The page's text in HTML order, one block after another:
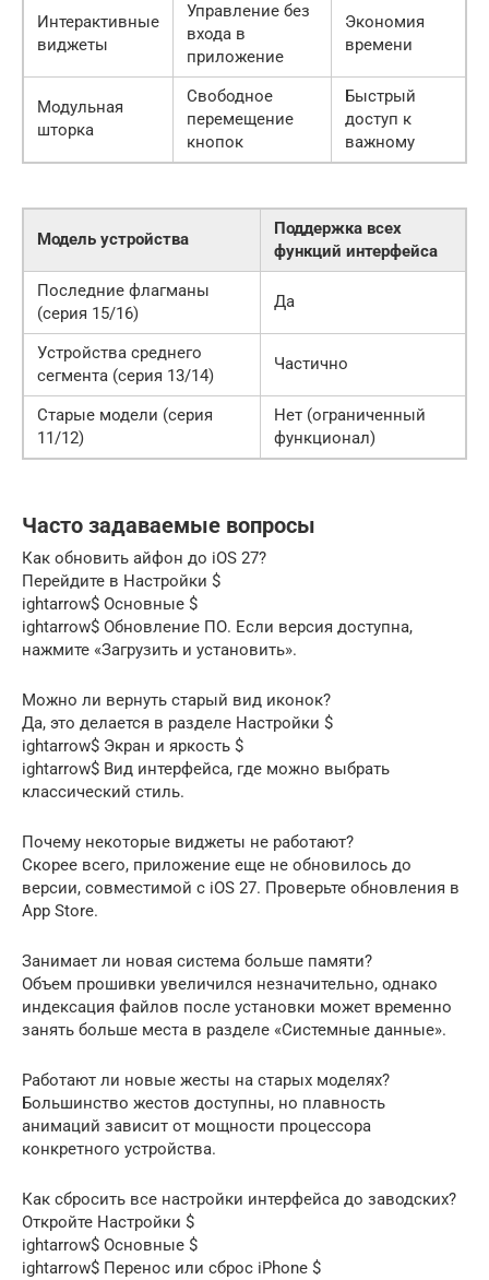
Интерактивные
виджеты
Управление без
входа в
приложение
Экономия
времени
Модульная
шторка
Свободное
перемещение
кнопок
Быстрый
доступ к
важному
Модель устройства
Поддержка всех
функций интерфейса
Последние флагманы
(серия 15/16)
Да
Устройства среднего
сегмента (серия 13/14)
Частично
Старые модели (серия
11/12)
Нет (ограниченный
функционал)
Часто задаваемые вопросы
Как обновить айфон до iOS 27?
Перейдите в Настройки $
ightarrow$ Основные $
ightarrow$ Обновление ПО. Если версия доступна,
нажмите «Загрузить и установить».
Можно ли вернуть старый вид иконок?
Да, это делается в разделе Настройки $
ightarrow$ Экран и яркость $
ightarrow$ Вид интерфейса, где можно выбрать
классический стиль.
Почему некоторые виджеты не работают?
Скорее всего, приложение еще не обновилось до
версии, совместимой с iOS 27. Проверьте обновления в
App Store.
Занимает ли новая система больше памяти?
Объем прошивки увеличился незначительно, однако
индексация файлов после установки может временно
занять больше места в разделе «Системные данные».
Работают ли новые жесты на старых моделях?
Большинство жестов доступны, но плавность
анимаций зависит от мощности процессора
конкретного устройства.
Как сбросить все настройки интерфейса до заводских?
Откройте Настройки $
ightarrow$ Основные $
ightarrow$ Перенос или сброс iPhone $